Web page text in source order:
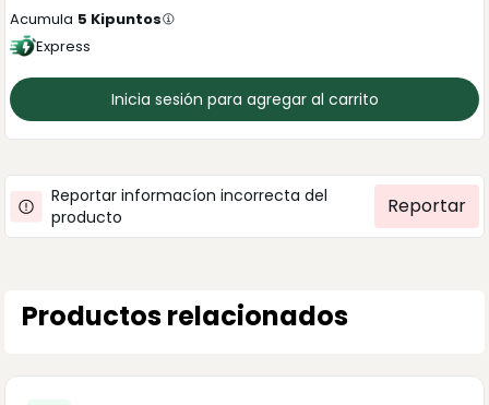
Acumula 5 Kipuntos
Express
Inicia sesión para agregar al carrito
Reportar informacíon incorrecta del
producto
Reportar
Productos relacionados